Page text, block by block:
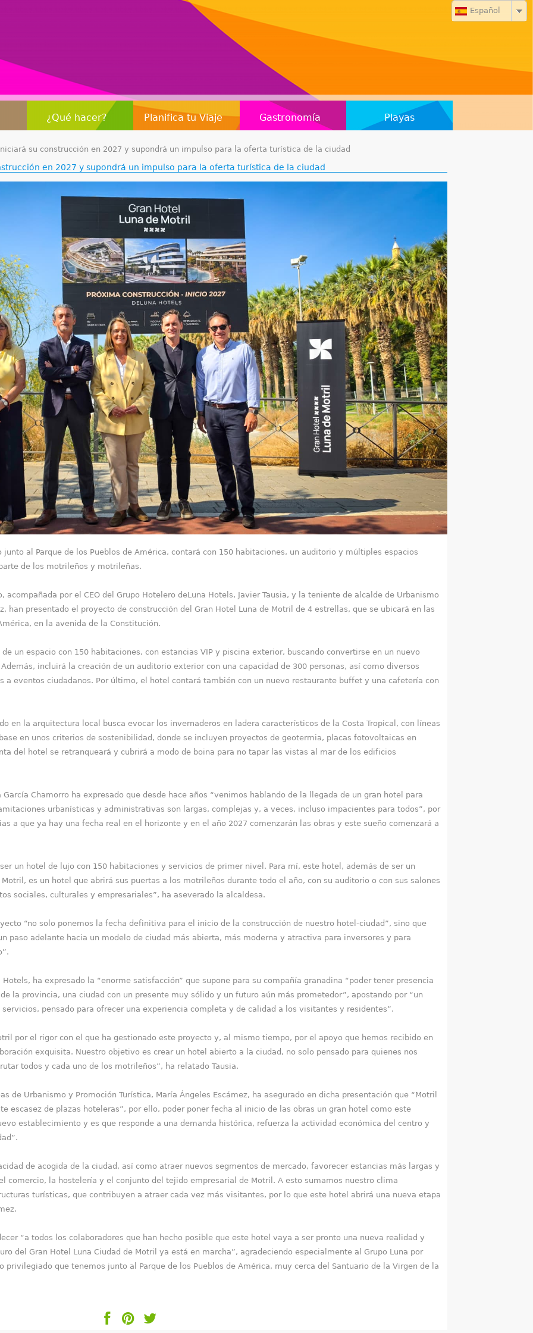
Español
¿Qué hacer? Planifica tu Viaje Gastronomía Playas
su construcción en 2027 y supondrá un impulso para la oferta turística de la ciudad
en 2027 y supondrá un impulso para la oferta turística de la ciudad
al Parque de los Pueblos de América, contará con 150 habitaciones, un auditorio y múltiples espacios
de los motrileños y motrileñas.
acompañada por el CEO del Grupo Hotelero deLuna Hotels, Javier Tausia, y la teniente de alcalde de Urbanismo
han presentado el proyecto de construcción del Gran Hotel Luna de Motril de 4 estrellas, que se ubicará en las
en la avenida de la Constitución.
un espacio con 150 habitaciones, con estancias VIP y piscina exterior, buscando convertirse en un nuevo
incluirá la creación de un auditorio exterior con una capacidad de 300 personas, así como diversos
a eventos ciudadanos. Por último, el hotel contará también con un nuevo restaurante buffet y una cafetería con
en la arquitectura local busca evocar los invernaderos en ladera característicos de la Costa Tropical, con líneas
en unos criterios de sostenibilidad, donde se incluyen proyectos de geotermia, placas fotovoltaicas en
del hotel se retranqueará y cubrirá a modo de boina para no tapar las vistas al mar de los edificios
Chamorro ha expresado que desde hace años “venimos hablando de la llegada de un gran hotel para
urbanísticas y administrativas son largas, complejas y, a veces, incluso impacientes para todos”, por
a que ya hay una fecha real en el horizonte y en el año 2027 comenzarán las obras y este sueño comenzará a
un hotel de lujo con 150 habitaciones y servicios de primer nivel. Para mí, este hotel, además de ser un
es un hotel que abrirá sus puertas a los motrileños durante todo el año, con su auditorio o con sus salones
sociales, culturales y empresariales”, ha aseverado la alcaldesa.
“no solo ponemos la fecha definitiva para el inicio de la construcción de nuestro hotel-ciudad”, sino que
paso adelante hacia un modelo de ciudad más abierta, más moderna y atractiva para inversores y para
Hotels, ha expresado la “enorme satisfacción” que supone para su compañía granadina “poder tener presencia
la provincia, una ciudad con un presente muy sólido y un futuro aún más prometedor”, apostando por “un
pensado para ofrecer una experiencia completa y de calidad a los visitantes y residentes”.
por el rigor con el que ha gestionado este proyecto y, al mismo tiempo, por el apoyo que hemos recibido en
exquisita. Nuestro objetivo es crear un hotel abierto a la ciudad, no solo pensado para quienes nos
todos y cada uno de los motrileños”, ha relatado Tausia.
de Urbanismo y Promoción Turística, María Ángeles Escámez, ha asegurado en dicha presentación que “Motril
escasez de plazas hoteleras”, por ello, poder poner fecha al inicio de las obras un gran hotel como este
establecimiento y es que responde a una demanda histórica, refuerza la actividad económica del centro y
de acogida de la ciudad, así como atraer nuevos segmentos de mercado, favorecer estancias más largas y
comercio, la hostelería y el conjunto del tejido empresarial de Motril. A esto sumamos nuestro clima
turísticas, que contribuyen a atraer cada vez más visitantes, por lo que este hotel abrirá una nueva etapa
“a todos los colaboradores que han hecho posible que este hotel vaya a ser pronto una nueva realidad y
del Gran Hotel Luna Ciudad de Motril ya está en marcha”, agradeciendo especialmente al Grupo Luna por
privilegiado que tenemos junto al Parque de los Pueblos de América, muy cerca del Santuario de la Virgen de la